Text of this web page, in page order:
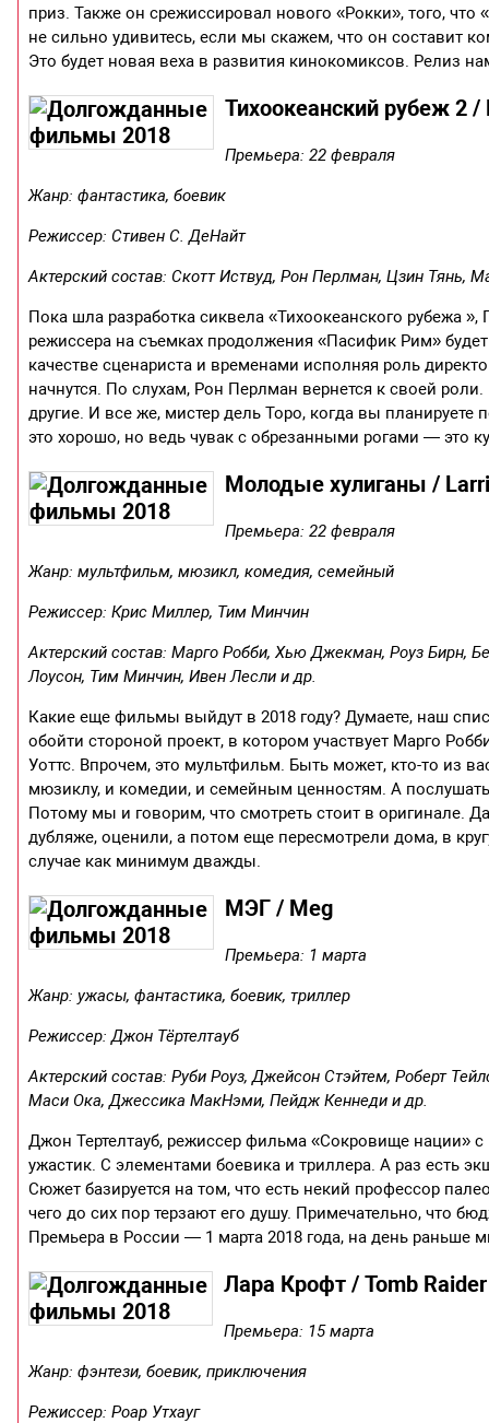
приз. Также он срежиссировал нового «Рокки», того,
не сильно удивитесь, если мы скажем, что он составит
Это будет новая веха в развития кинокомиксов. Релиз
Тихоокеанский рубеж 2
Премьера: 22 февраля
Жанр: фантастика, боевик
Режиссер: Стивен С. ДеНайт
Актерский состав: Скотт Иствуд, Рон Перлман, Цзин
Пока шла разработка сиквела «Тихоокеанского рубежа
режиссера на съемках продолжения «Пасифик Рим»
качестве сценариста и временами исполняя роль
начнутся. По слухам, Рон Перлман вернется к своей
другие. И все же, мистер дель Торо, когда вы
это хорошо, но ведь чувак с обрезанными рогами — это
Молодые хулиганы /
Премьера: 22 февраля
Жанр: мультфильм, мюзикл, комедия, семейный
Режиссер: Крис Миллер, Тим Минчин
Актерский состав: Марго Робби, Хью Джекман, Роуз
Лоусон, Тим Минчин, Ивен Лесли и др.
Какие еще фильмы выйдут в 2018 году? Думаете, наш
обойти стороной проект, в котором участвует Марго
Уоттс. Впрочем, это мультфильм. Быть может, кто-то из
мюзиклу, и комедии, и семейным ценностям. А
Потому мы и говорим, что смотреть стоит в оригинале.
дубляже, оценили, а потом еще пересмотрели дома, в
случае как минимум дважды.
МЭГ / Meg
Премьера: 1 марта
Жанр: ужасы, фантастика, боевик, триллер
Режиссер: Джон Тёртелтауб
Актерский состав: Руби Роуз, Джейсон Стэйтем, Роберт
Маси Ока, Джессика МакНэми, Пейдж Кеннеди и др.
Джон Тертелтауб, режиссер фильма «Сокровище нации»
ужастик. С элементами боевика и триллера. А раз есть
Сюжет базируется на том, что есть некий профессор
чего до сих пор терзают его душу. Примечательно, что
Премьера в России — 1 марта 2018 года, на день раньше
Лара Крофт / Tomb Raider
Премьера: 15 марта
Жанр: фэнтези, боевик, приключения
Режиссер: Роар Утхауг